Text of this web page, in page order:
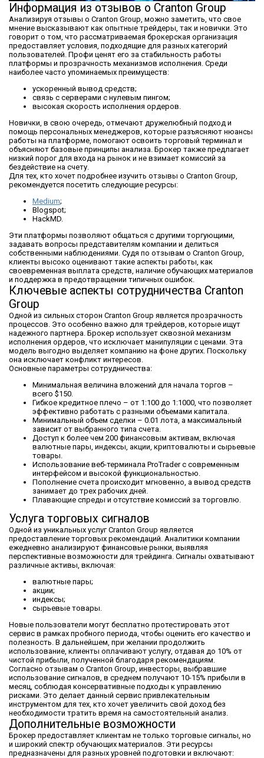
Информация из отзывов о Cranton Group
Анализируя отзывы о Cranton Group, можно заметить, что свое
мнение высказывают как опытные трейдеры, так и новички. Это
говорит о том, что рассматриваемая брокерская организация
предоставляет условия, подходящие для разных категорий
пользователей. Профи ценят его за стабильность работы
платформы и прозрачность механизмов исполнения. Среди
наиболее часто упоминаемых преимуществ:
ускоренный вывод средств;
связь с серверами с нулевым пингом;
высокая скорость исполнения ордеров.
Новички, в свою очередь, отмечают дружелюбный подход и
помощь персональных менеджеров, которые разъясняют нюансы
работы на платформе, помогают освоить торговый терминал и
объясняют базовые принципы анализа. Брокер также предлагает
низкий порог для входа на рынок и не взимает комиссий за
бездействие на счету.
Для тех, кто хочет подробнее изучить отзывы о Cranton Group,
рекомендуется посетить следующие ресурсы:
Medium;
Blogspot;
HackMD.
Эти платформы позволяют общаться с другими торгующими,
задавать вопросы представителям компании и делиться
собственными наблюдениями. Судя по отзывам о Cranton Group,
клиенты высоко оценивают такие аспекты работы, как
своевременная выплата средств, наличие обучающих материалов
и поддержка в предотвращении типичных ошибок.
Ключевые аспекты сотрудничества Cranton
Group
Одной из сильных сторон Cranton Group является прозрачность
процессов. Это особенно важно для трейдеров, которые ищут
надежного партнера. Брокер использует сквозной механизм
исполнения ордеров, что исключает манипуляции с ценами. Эта
модель выгодно выделяет компанию на фоне других. Поскольку
она исключает конфликт интересов.
Основные параметры сотрудничества:
Минимальная величина вложений для начала торгов –
всего $150.
Гибкое кредитное плечо – от 1:100 до 1:1000, что позволяет
эффективно работать с разными объемами капитала.
Минимальный объем сделки – 0.01 лота, а максимальный
зависит от выбранного типа счета.
Доступ к более чем 200 финансовым активам, включая
валютные пары, индексы, акции, криптовалюты и сырьевые
товары.
Использование веб-терминала ProTrader с современным
интерфейсом и высокой функциональностью.
Пополнение счета происходит мгновенно, а вывод средств
занимает до трех рабочих дней.
Плавающие спреды и отсутствие комиссий за торговлю.
Услуга торговых сигналов
Одной из уникальных услуг Cranton Group является
предоставление торговых рекомендаций. Аналитики компании
ежедневно анализируют финансовые рынки, выявляя
перспективные возможности для трейдинга. Сигналы охватывают
различные активы, включая:
валютные пары;
акции;
индексы;
сырьевые товары.
Новые пользователи могут бесплатно протестировать этот
сервис в рамках пробного периода, чтобы оценить его качество и
полезность. В дальнейшем, при желании продолжить
использование, клиенты оплачивают услугу, отдавая до 10% от
чистой прибыли, полученной благодаря рекомендациям.
Согласно отзывам о Cranton Group, инвесторы, выбравшие
использование сигналов, в среднем получают 10-15% прибыли в
месяц, соблюдая консервативные подходы к управлению
рисками. Это делает данный сервис привлекательным
инструментом для тех, кто хочет увеличить свой доход без
необходимости тратить время на самостоятельный анализ.
Дополнительные возможности
Брокер предоставляет клиентам не только торговые сигналы, но
и широкий спектр обучающих материалов. Эти ресурсы
предназначены для разных уровней подготовки и включают: